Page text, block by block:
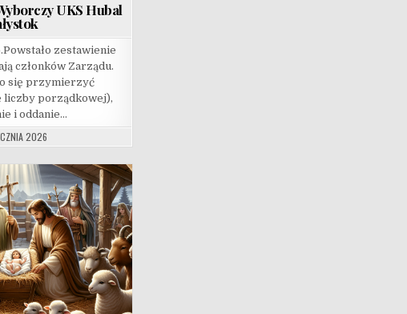
UKS Hubal
zestawienie
członków Zarządu.
się przymierzyć
liczby porządkowej),
i oddanie…
2026